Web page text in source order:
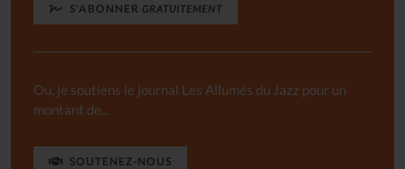
S'ABONNER GRATUITEMENT
Ou, je soutiens le journal Les Allumés du Jazz pour un
montant de...
SOUTENEZ-NOUS